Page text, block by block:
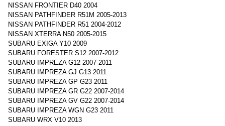
NISSAN FRONTIER D40 2004
NISSAN PATHFINDER R51M 2005-2013
NISSAN PATHFINDER R51 2004-2012
NISSAN XTERRA N50 2005-2015
SUBARU EXIGA Y10 2009
SUBARU FORESTER S12 2007-2012
SUBARU IMPREZA G12 2007-2011
SUBARU IMPREZA GJ G13 2011
SUBARU IMPREZA GP G23 2011
SUBARU IMPREZA GR G22 2007-2014
SUBARU IMPREZA GV G22 2007-2014
SUBARU IMPREZA WGN G23 2011
SUBARU WRX V10 2013